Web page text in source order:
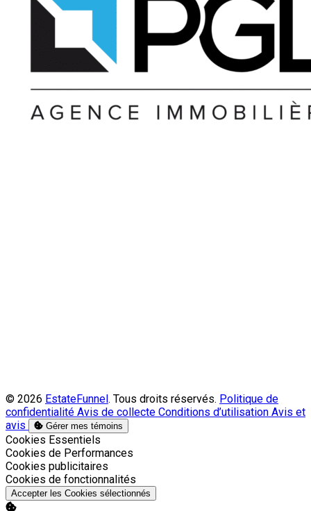
© 2026 EstateFunnel. Tous droits réservés. Politique de
confidentialité Avis de collecte Conditions d’utilisation Avis et
avis
Gérer mes témoins
Activer
Cookies Essentiels
Activer
Cookies de Performances
Activer
Cookies publicitaires
Activer
Cookies de fonctionnalités
Accepter les Cookies sélectionnés